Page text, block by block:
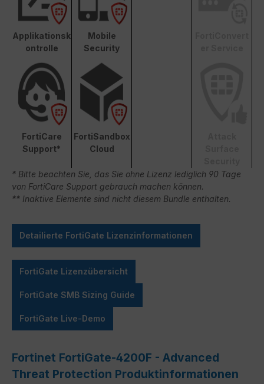
Applikationsk
ontrolle
Mobile
Security
FortiCare
Support*
FortiSandbox
Cloud
* Bitte beachten Sie, das Sie ohne Lizenz lediglich 90 Tage
von FortiCare Support gebrauch machen können.
** Inaktive Elemente sind nicht diesem Bundle enthalten.
Detailierte FortiGate Lizenzinformationen
FortiGate Lizenzübersicht
FortiGate SMB Sizing Guide
FortiGate Live-Demo
Fortinet FortiGate-4200F - Advanced
Threat Protection Produktinformationen